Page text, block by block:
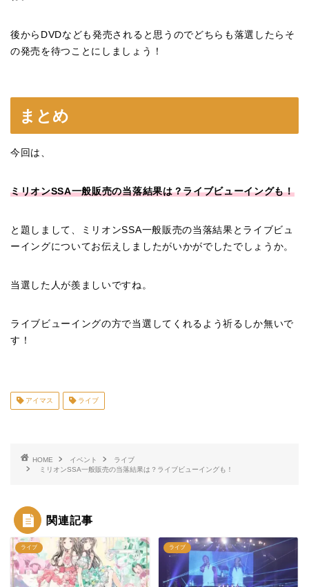
後からDVDなども発売されると思うのでどちらも落選したらそ
の発売を待つことにしましょう！
まとめ
今回は、
ミリオンSSA一般販売の当落結果は？ライブビューイングも！
と題しまして、ミリオンSSA一般販売の当落結果とライブビュ
ーイングについてお伝えしましたがいかがでしたでしょうか。
当選した人が羨ましいですね。
ライブビューイングの方で当選してくれるよう祈るしか無いで
す！
アイマス ライブ
HOME イベント
ライブ
ミリオンSSA一般販売の当落結果は？ライブビューイングも！
関連記事
ライブ ライブ